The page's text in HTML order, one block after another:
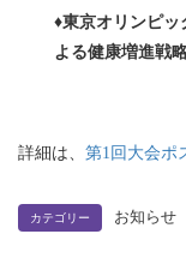
♦東京オリンピッ
よる健康増進戦
詳細は、 第1回大会ポ
カテゴリー お知らせ